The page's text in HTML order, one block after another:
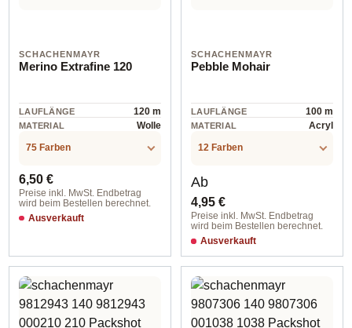
SCHACHENMAYR
Merino Extrafine 120
LAUFLÄNGE 120 m
MATERIAL
Wolle
75 Farben
Regulärer Preis:
6,50 €
Preise inkl. MwSt. Endbetrag
wird beim Bestellen berechnet.
Ausverkauft
SCHACHENMAYR
Pebble Mohair
LAUFLÄNGE 100 m
MATERIAL
Acryl
12 Farben
Regulärer Preis:
Ab
4,95 €
Preise inkl. MwSt. Endbetrag
wird beim Bestellen berechnet.
Ausverkauft
00002 cream